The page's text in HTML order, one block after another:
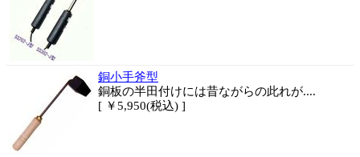
銅小手斧型
銅板の半田付けには昔ながらの此れが....
[ ￥5,950(税込) ]